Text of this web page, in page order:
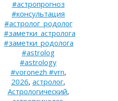
#астропрогноз
#консультация
#астролог_родолог
#заметки_астролога
#заметки_родолога
#astrolog
#astrology
#voronezh #vrn,
2026, астролог,
Астрологический,